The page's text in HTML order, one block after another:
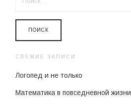
СВЕЖИЕ ЗАПИСИ
Логопед и не только
Математика в повседневной жизни